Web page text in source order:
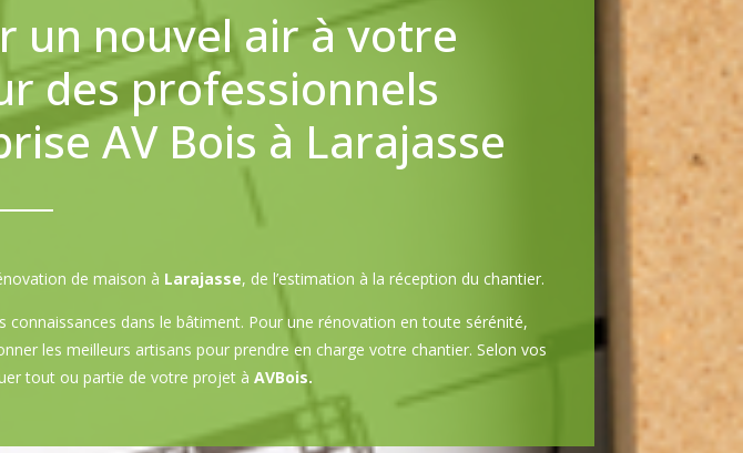
un nouvel air à votre
des professionnels
AV Bois à Larajasse
de maison à Larajasse, de l’estimation à la réception du chantier.
dans le bâtiment. Pour une rénovation en toute sérénité,
les meilleurs artisans pour prendre en charge votre chantier. Selon vos
tout ou partie de votre projet à AVBois.